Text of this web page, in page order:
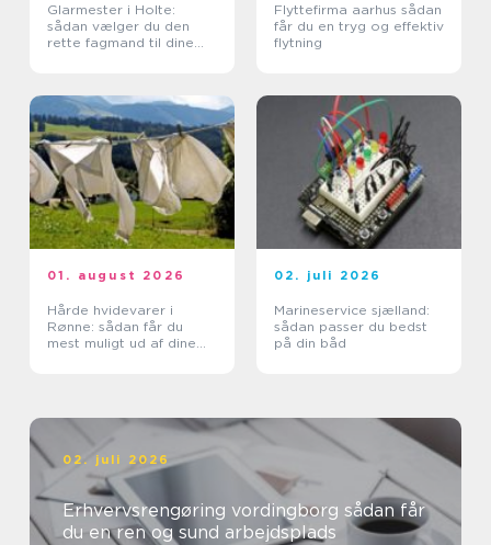
Glarmester i Holte:
sådan vælger du den
rette fagmand til dine
Flyttefirma aarhus sådan
får du en tryg og effektiv
flytning
01. august 2026
Hårde hvidevarer i
Rønne: sådan får du
mest muligt ud af dine
02. juli 2026
Marineservice sjælland:
sådan passer du bedst
på din båd
02. juli 2026
Erhvervsrengøring vordingborg sådan får
du en ren og sund arbejdsplads